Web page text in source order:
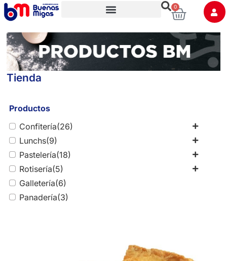
0
Tienda
Productos
Confitería(26)
Lunchs(9)
Pastelería(18)
Rotisería(5)
Galletería(6)
Panadería(3)